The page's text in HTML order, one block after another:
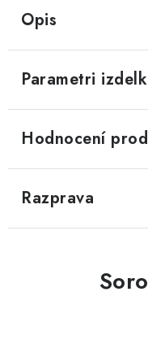
Opis
Parametri
Hodnocení
Razprava